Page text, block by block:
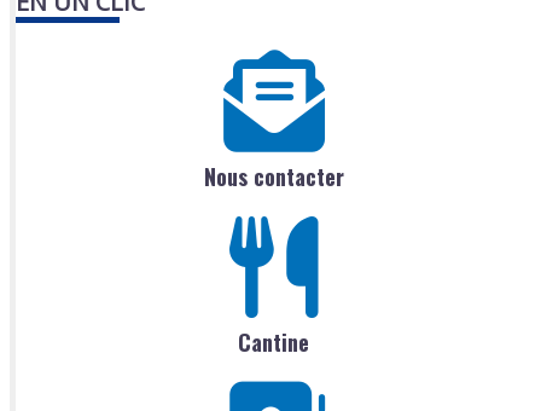
Nous contacter
Cantine